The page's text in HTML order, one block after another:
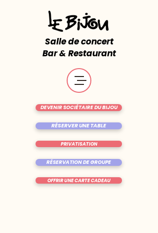
Salle de concert
Bar & Restaurant
RÉSERVER UNE TABLE
OFFRIR UNE CARTE CADEAU
DEVENIR SOCIÉTAIRE DU BIJOU
RÉSERVATION DE GROUPE
PRIVATISATION